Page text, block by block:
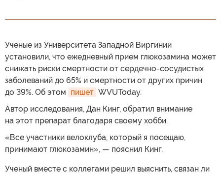
Ученые из Университета Западной Виргинии
установили, что ежедневный прием глюкозамина может
снижать риски смертности от сердечно-сосудистых
заболеваний до 65% и смертности от других причин
до 39%. Об этом пишет WVUToday.
Автор исследования, Дан Кинг, обратил внимание
на этот препарат благодаря своему хобби.
«Все участники велоклуба, который я посещаю,
принимают глюкозамин», — пояснил Кинг.
Ученый вместе с коллегами решил выяснить, связан ли